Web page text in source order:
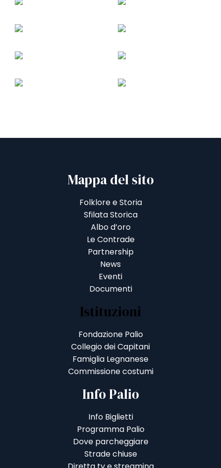
Mappa del sito
Folklore e Storia
Sfilata Storica
Albo d’oro
Le Contrade
Partnership
News
Eventi
Documenti
Istituzioni
Fondazione Palio
Collegio dei Capitani
Famiglia Legnanese
Commissione costumi
Info Palio
Info Biglietti
Programma Palio
Dove parcheggiare
Strade chiuse